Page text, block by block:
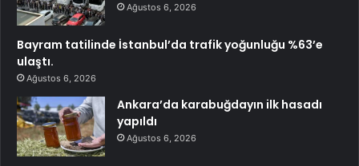
Ağustos 6, 2026
Bayram tatilinde İstanbul’da trafik yoğunluğu %63’e
ulaştı.
Ağustos 6, 2026
Ankara’da karabuğdayın ilk hasadı
yapıldı
Ağustos 6, 2026